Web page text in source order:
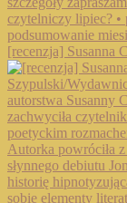
[recenzja] Susanna